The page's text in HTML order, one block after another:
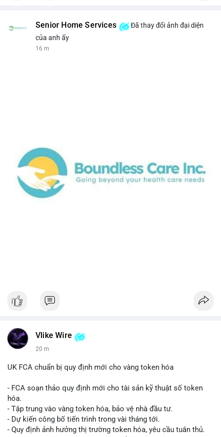
Senior Home Services
Đã thay đổi ảnh đại diện
của anh ấy
16 m
Vlike Wire
20 m
UK FCA chuẩn bị quy định mới cho vàng token hóa
- FCA soạn thảo quy định mới cho tài sản kỹ thuật số token
hóa.
- Tập trung vào vàng token hóa, bảo vệ nhà đầu tư.
- Dự kiến công bố tiến trình trong vài tháng tới.
- Quy định ảnh hưởng thị trường token hóa, yêu cầu tuân thủ.